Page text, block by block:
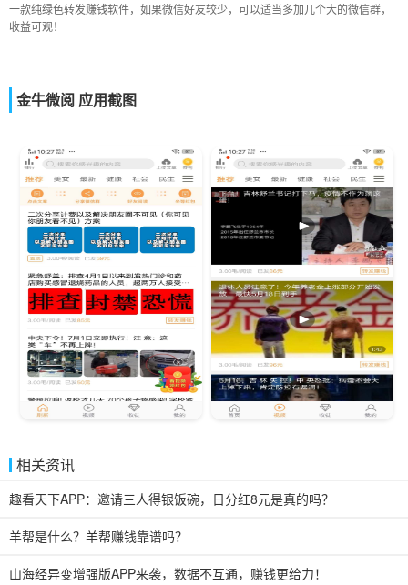
一款纯绿色转发赚钱软件，如果微信好友较少，可以适当多加几个大的微信群，
收益可观！
金牛微阅 应用截图
相关资讯
趣看天下APP：邀请三人得银饭碗，日分红8元是真的吗？
羊帮是什么？羊帮赚钱靠谱吗？
山海经异变增强版APP来袭，数据不互通，赚钱更给力！